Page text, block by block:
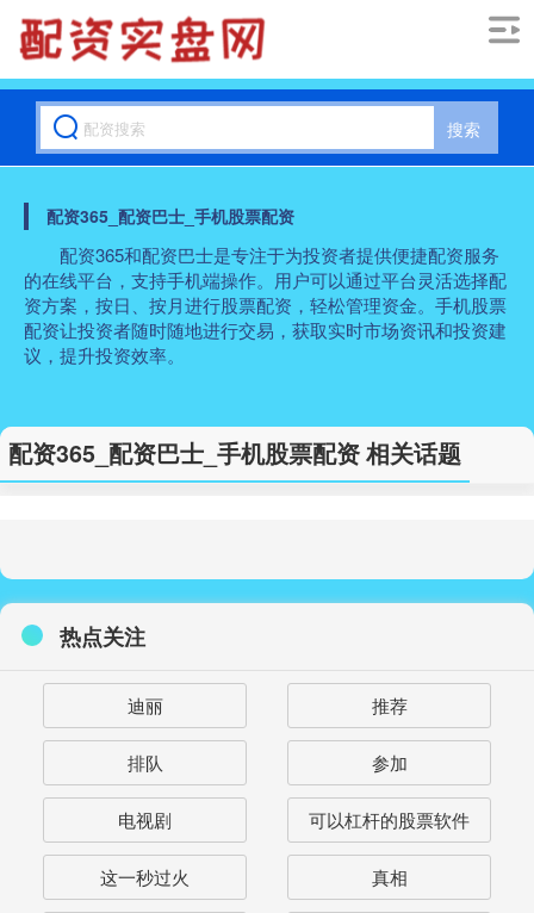
搜索
配资365_配资巴士_手机股票配资
配资365和配资巴士是专注于为投资者提供便捷配资服务
的在线平台，支持手机端操作。用户可以通过平台灵活选择配
资方案，按日、按月进行股票配资，轻松管理资金。手机股票
配资让投资者随时随地进行交易，获取实时市场资讯和投资建
议，提升投资效率。
配资365_配资巴士_手机股票配资 相关话题
热点关注
迪丽 推荐
排队 参加
电视剧 可以杠杆的股票软件
这一秒过火 真相